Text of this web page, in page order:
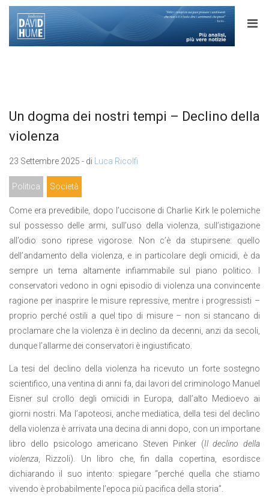
Un dogma dei nostri tempi – Declino della
violenza
23 Settembre 2025 - di Luca Ricolfi
Politica Società
Come era prevedibile, dopo l’uccisone di Charlie Kirk le polemiche
sul possesso delle armi, sull’uso della violenza, sull’istigazione
all’odio sono riprese vigorose. Non c’è da stupirsene: quello
dell’andamento della violenza, e in particolare degli omicidi, è da
sempre un tema altamente infiammabile sul piano politico. I
conservatori vedono in ogni episodio di violenza una convincente
ragione per inasprire le misure repressive, mentre i progressisti –
proprio perché ostili a quel tipo di misure – non si stancano di
proclamare che la violenza è in declino da decenni, anzi da secoli,
dunque l’allarme dei conservatori è ingiustificato.
La tesi del declino della violenza ha ricevuto un forte sostegno
scientifico, una ventina di anni fa, dai lavori del criminologo Manuel
Eisner sul crollo degli omicidi in Europa, dall’alto Medioevo ai
giorni nostri. Ma l’apoteosi, anche mediatica, della tesi del declino
della violenza è arrivata una decina di anni dopo, con un importane
libro dello psicologo americano Steven Pinker (Il declino della
violenza , Rizzoli). Un libro che, fin dalla copertina, esordisce
dichiarando il suo intento: spiegare “perché quella che stiamo
vivendo è probabilmente l’epoca più pacifica della storia”.